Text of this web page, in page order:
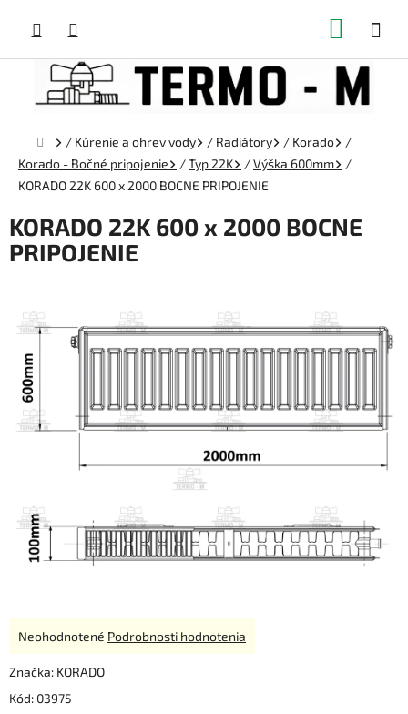
obsah
Domov
/ Kúrenie a ohrev vody / Radiátory / Korado
/
Korado - Bočné pripojenie
/Typ 22K /Výška 600mm
/
KORADO 22K 600 x 2000 BOCNE PRIPOJENIE
KORADO 22K 600 x 2000 BOCNE
PRIPOJENIE
Kód: 03975
Priemerné
produktu
0,0
Neohodnotené Podrobnosti hodnotenia
Značka: KORADO